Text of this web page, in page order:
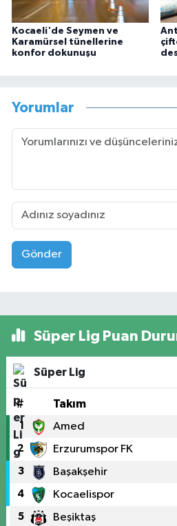
Kocaeli'de Seymen ve
Karamürsel tünellerine
konfor dokunuşu
Yorumlar
Gönder
Süper Lig Puan
Süper Lig
# Takım
1 Amed
2 Erzurumspor FK
3 Başakşehir
4 Kocaelispor
5 Beşiktaş